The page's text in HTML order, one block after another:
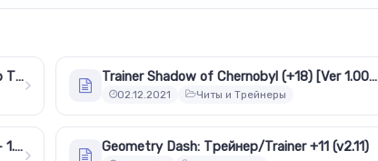
Трейнер (+9) патча 1.0005 для Сталкер Тень Чернобыля Trainer Shadow of Chernobyl (+18) [Ver 1.0006]
02.12.2021 Читы и Трейнеры
SpellForce 3: Трейнер/Trainer (+14) [1.0 - 1.37] {FLiNG} Geometry Dash: Трейнер/Trainer +11 (v2.11)